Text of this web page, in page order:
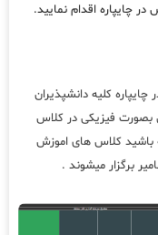
چایپاره اقدام نمایید.
کلیه دانشپذیران
فیزیکی در کلاس
باشید کلاس های اموزش
برگزار میشوند .